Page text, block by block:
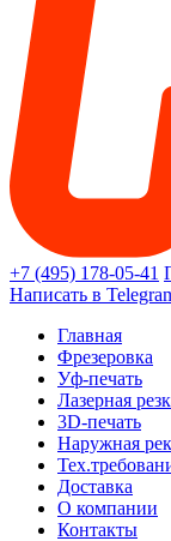
+7 (495) 178-05-41
Написать в
Главная
Фрезеровка
Уф-печать
Лазерная
3D-печать
Наружная
Доставка
О компании
Контакты